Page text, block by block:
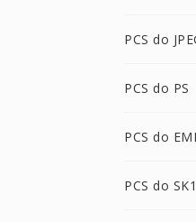
PCS do
PCS do PS
PCS do
PCS do SK1